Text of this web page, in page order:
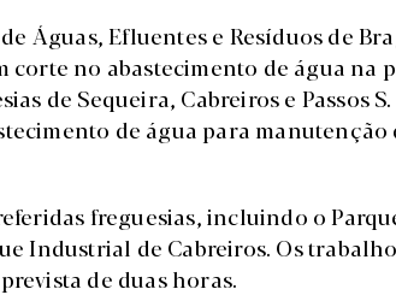
Águas, Efluentes e Resíduos de
no abastecimento de água na
de Sequeira, Cabreiros e Passos
de água para manutenção
freguesias, incluindo o
Industrial de Cabreiros. Os
de duas horas.